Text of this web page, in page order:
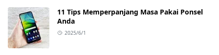
11 Tips Memperpanjang Masa Pakai Ponsel
Anda
2025/6/1